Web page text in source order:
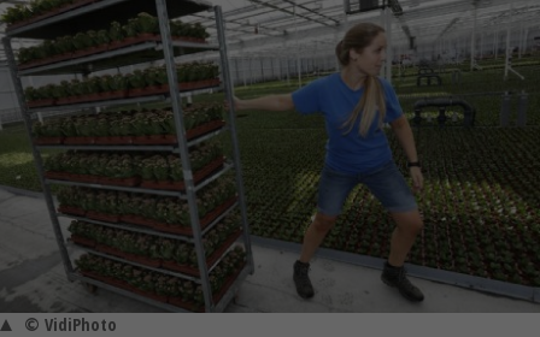
© VidiPhoto